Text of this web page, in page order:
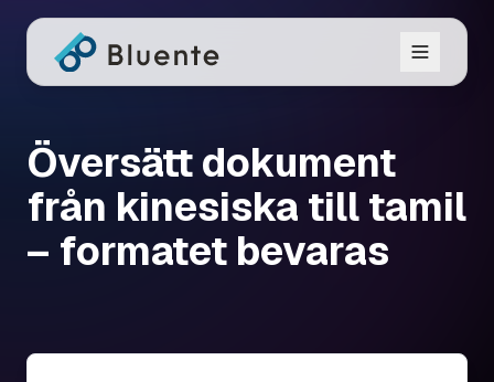
Översätt dokument
från kinesiska till tamil
– formatet bevaras